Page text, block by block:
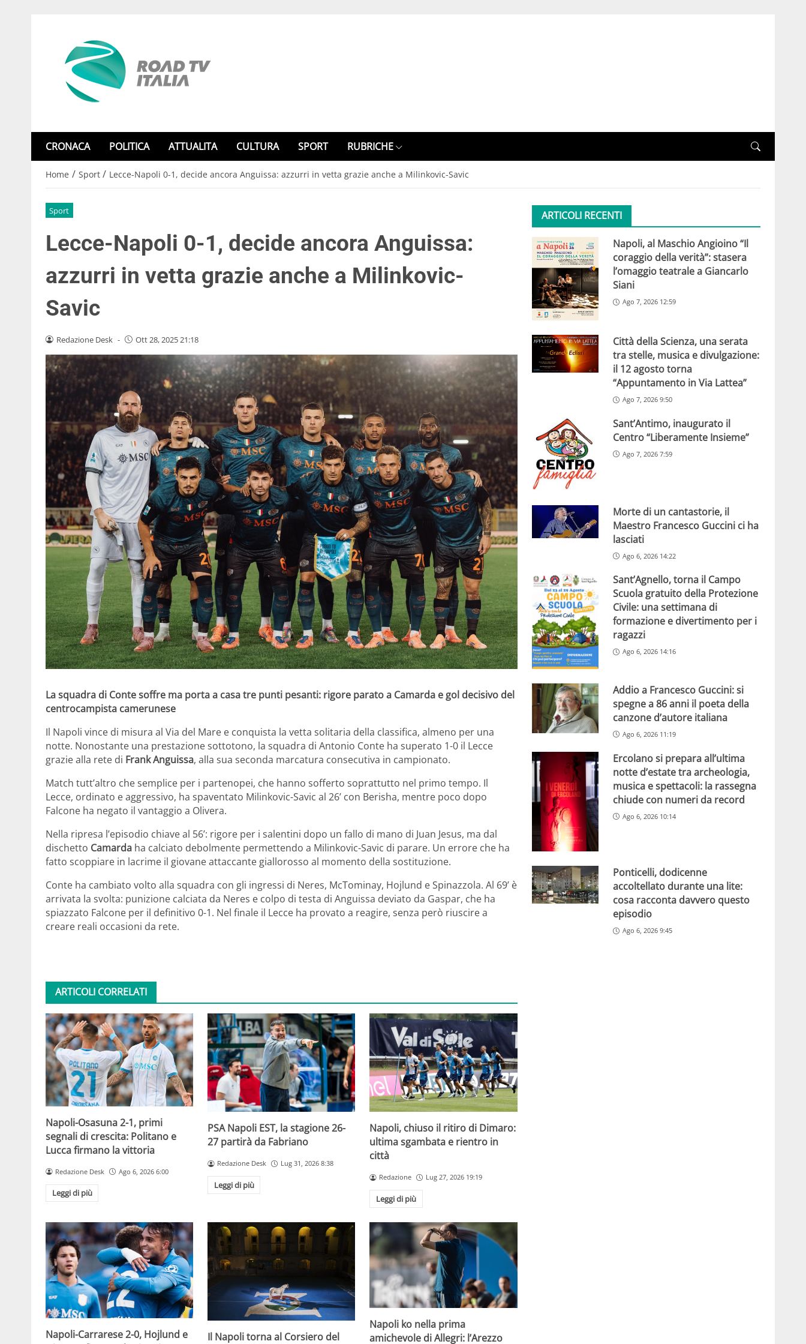
CRONACA POLITICA ATTUALITA CULTURA SPORT RUBRICHE
Home / Sport / Lecce-Napoli 0-1, decide ancora Anguissa: azzurri in vetta grazie anche a Milinkovic-Savic
Sport
Lecce-Napoli 0-1, decide ancora Anguissa:
azzurri in vetta grazie anche a Milinkovic-
Savic
Redazione Desk - Ott 28, 2025 21:18
La squadra di Conte soffre ma porta a casa tre punti pesanti: rigore parato a Camarda e gol decisivo del
centrocampista camerunese
Il Napoli vince di misura al Via del Mare e conquista la vetta solitaria della classifica, almeno per una
notte. Nonostante una prestazione sottotono, la squadra di Antonio Conte ha superato 1-0 il Lecce
grazie alla rete di Frank Anguissa, alla sua seconda marcatura consecutiva in campionato.
Match tutt’altro che semplice per i partenopei, che hanno sofferto soprattutto nel primo tempo. Il
Lecce, ordinato e aggressivo, ha spaventato Milinkovic-Savic al 26’ con Berisha, mentre poco dopo
Falcone ha negato il vantaggio a Olivera.
Nella ripresa l’episodio chiave al 56’: rigore per i salentini dopo un fallo di mano di Juan Jesus, ma dal
dischetto Camarda ha calciato debolmente permettendo a Milinkovic-Savic di parare. Un errore che ha
fatto scoppiare in lacrime il giovane attaccante giallorosso al momento della sostituzione.
Conte ha cambiato volto alla squadra con gli ingressi di Neres, McTominay, Hojlund e Spinazzola. Al 69’ è
arrivata la svolta: punizione calciata da Neres e colpo di testa di Anguissa deviato da Gaspar, che ha
spiazzato Falcone per il definitivo 0-1. Nel finale il Lecce ha provato a reagire, senza però riuscire a
creare reali occasioni da rete.
ARTICOLI CORRELATI
Napoli-Osasuna 2-1, primi
segnali di crescita: Politano e
Lucca firmano la vittoria
Redazione Desk Ago 6, 2026 6:00
Leggi di più
PSA Napoli EST, la stagione 26-
27 partirà da Fabriano
Redazione Desk Lug 31, 2026 8:38
Leggi di più
Napoli, chiuso il ritiro di Dimaro:
ultima sgambata e rientro in
città
Redazione Lug 27, 2026 19:19
Leggi di più
Napoli-Carrarese 2-0, Hojlund e
Il Napoli torna al Corsiero del
Napoli ko nella prima
amichevole di Allegri: l’Arezzo
ARTICOLI RECENTI
Napoli, al Maschio Angioino “Il
coraggio della verità”: stasera
l’omaggio teatrale a Giancarlo
Siani
Ago 7, 2026 12:59
Città della Scienza, una serata
tra stelle, musica e divulgazione:
il 12 agosto torna
“Appuntamento in Via Lattea”
Ago 7, 2026 9:50
Sant’Antimo, inaugurato il
Centro “Liberamente Insieme”
Ago 7, 2026 7:59
Morte di un cantastorie, il
Maestro Francesco Guccini ci ha
lasciati
Ago 6, 2026 14:22
Sant’Agnello, torna il Campo
Scuola gratuito della Protezione
Civile: una settimana di
formazione e divertimento per i
ragazzi
Ago 6, 2026 14:16
Addio a Francesco Guccini: si
spegne a 86 anni il poeta della
canzone d’autore italiana
Ago 6, 2026 11:19
Ercolano si prepara all’ultima
notte d’estate tra archeologia,
musica e spettacoli: la rassegna
chiude con numeri da record
Ago 6, 2026 10:14
Ponticelli, dodicenne
accoltellato durante una lite:
cosa racconta davvero questo
episodio
Ago 6, 2026 9:45